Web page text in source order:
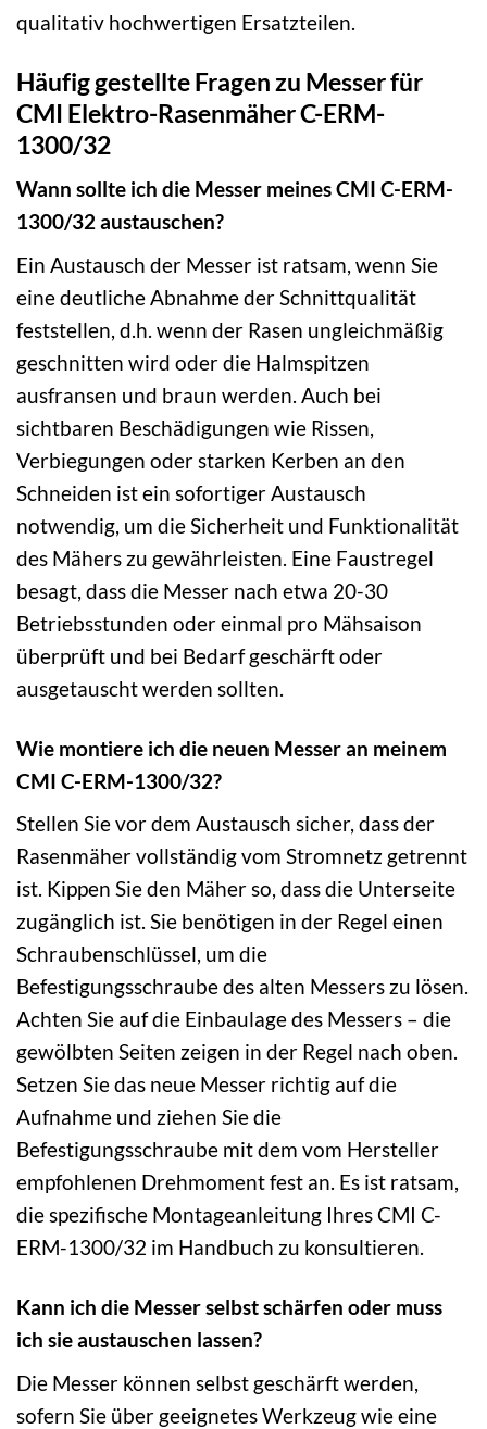
qualitativ hochwertigen Ersatzteilen.
Häufig gestellte Fragen zu Messer für
CMI Elektro-Rasenmäher C-ERM-
1300/32
Wann sollte ich die Messer meines CMI C-ERM-
1300/32 austauschen?
Ein Austausch der Messer ist ratsam, wenn Sie
eine deutliche Abnahme der Schnittqualität
feststellen, d.h. wenn der Rasen ungleichmäßig
geschnitten wird oder die Halmspitzen
ausfransen und braun werden. Auch bei
sichtbaren Beschädigungen wie Rissen,
Verbiegungen oder starken Kerben an den
Schneiden ist ein sofortiger Austausch
notwendig, um die Sicherheit und Funktionalität
des Mähers zu gewährleisten. Eine Faustregel
besagt, dass die Messer nach etwa 20-30
Betriebsstunden oder einmal pro Mähsaison
überprüft und bei Bedarf geschärft oder
ausgetauscht werden sollten.
Wie montiere ich die neuen Messer an meinem
CMI C-ERM-1300/32?
Stellen Sie vor dem Austausch sicher, dass der
Rasenmäher vollständig vom Stromnetz getrennt
ist. Kippen Sie den Mäher so, dass die Unterseite
zugänglich ist. Sie benötigen in der Regel einen
Schraubenschlüssel, um die
Befestigungsschraube des alten Messers zu lösen.
Achten Sie auf die Einbaulage des Messers – die
gewölbten Seiten zeigen in der Regel nach oben.
Setzen Sie das neue Messer richtig auf die
Aufnahme und ziehen Sie die
Befestigungsschraube mit dem vom Hersteller
empfohlenen Drehmoment fest an. Es ist ratsam,
die spezifische Montageanleitung Ihres CMI C-
ERM-1300/32 im Handbuch zu konsultieren.
Kann ich die Messer selbst schärfen oder muss
ich sie austauschen lassen?
Die Messer können selbst geschärft werden,
sofern Sie über geeignetes Werkzeug wie eine